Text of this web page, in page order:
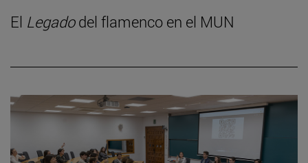
El Legadodel flamenco en el MUN